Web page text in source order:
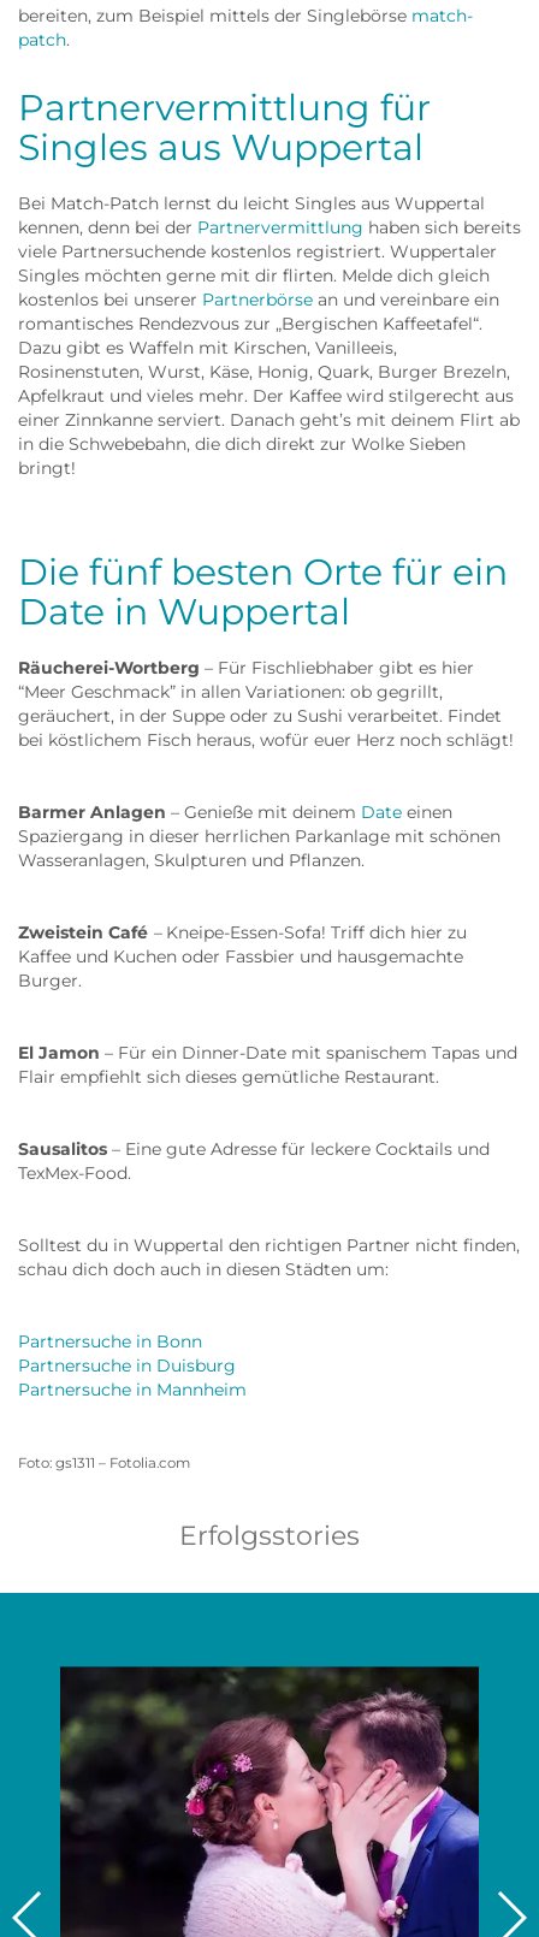
bereiten, zum Beispiel mittels der Singlebörse match-
patch.
Partnervermittlung für
Singles aus Wuppertal
Bei Match-Patch lernst du leicht Singles aus Wuppertal
kennen, denn bei der Partnervermittlung haben sich bereits
viele Partnersuchende kostenlos registriert. Wuppertaler
Singles möchten gerne mit dir flirten. Melde dich gleich
kostenlos bei unserer Partnerbörse an und vereinbare ein
romantisches Rendezvous zur „Bergischen Kaffeetafel“.
Dazu gibt es Waffeln mit Kirschen, Vanilleeis,
Rosinenstuten, Wurst, Käse, Honig, Quark, Burger Brezeln,
Apfelkraut und vieles mehr. Der Kaffee wird stilgerecht aus
einer Zinnkanne serviert. Danach geht’s mit deinem Flirt ab
in die Schwebebahn, die dich direkt zur Wolke Sieben
bringt!
Die fünf besten Orte für ein
Date in Wuppertal
Räucherei-Wortberg – Für Fischliebhaber gibt es hier
“Meer Geschmack” in allen Variationen: ob gegrillt,
geräuchert, in der Suppe oder zu Sushi verarbeitet. Findet
bei köstlichem Fisch heraus, wofür euer Herz noch schlägt!
Barmer Anlagen – Genieße mit deinem Date einen
Spaziergang in dieser herrlichen Parkanlage mit schönen
Wasseranlagen, Skulpturen und Pflanzen.
Zweistein Café –Kneipe-Essen-Sofa! Triff dich hier zu
Kaffee und Kuchen oder Fassbier und hausgemachte
Burger.
El Jamon – Für ein Dinner-Date mit spanischem Tapas und
Flair empfiehlt sich dieses gemütliche Restaurant.
Sausalitos – Eine gute Adresse für leckere Cocktails und
TexMex-Food.
Solltest du in Wuppertal den richtigen Partner nicht finden,
schau dich doch auch in diesen Städten um:
Partnersuche in Bonn
Partnersuche in Duisburg
Partnersuche in Mannheim
Foto: gs1311 – Fotolia.com
Erfolgsstories